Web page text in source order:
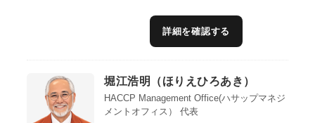
きました。こうした経験から、「地域の個
性」を発揮した生産物の魅力と差別化、付加
村ツーリズム、地域ブランドの創出、次世代
人材育成、資金調達支援などを通じて、地域
協働で展開する持続的なまちづくり及び
詳細を確認する
堀江浩明（ほりえひろあき）
HACCP Management Office(ハサップマネジ
メントオフィス） 代表